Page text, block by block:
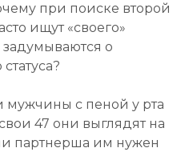
при поиске второй
ищут «своего»
задумываются о
с пеной у рта
47 они выглядят на
партнерша им нужен